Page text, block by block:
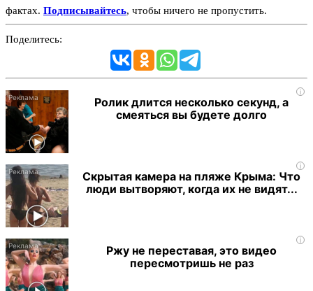
фактах. Подписывайтесь, чтобы ничего не пропустить.
Поделитесь:
i
Ролик длится несколько секунд, а
смеяться вы будете долго
i
Скрытая камера на пляже Крыма: Что
люди вытворяют, когда их не видят...
i
Ржу не переставая, это видео
пересмотришь не раз